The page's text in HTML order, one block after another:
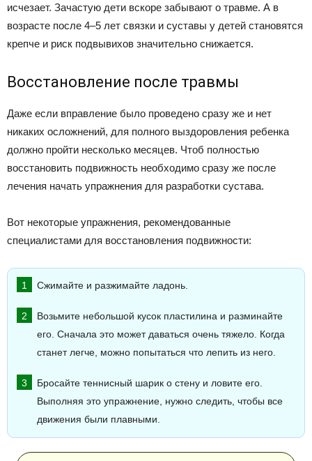
исчезает. Зачастую дети вскоре забывают о травме. А в
возрасте после 4–5 лет связки и суставы у детей становятся
крепче и риск подвывихов значительно снижается.
Восстановление после травмы
Даже если вправление было проведено сразу же и нет
никаких осложнений, для полного выздоровления ребенка
должно пройти несколько месяцев. Чтоб полностью
восстановить подвижность необходимо сразу же после
лечения начать упражнения для разработки сустава.
Вот некоторые упражнения, рекомендованные
специалистами для восстановления подвижности:
Сжимайте и разжимайте ладонь.
Возьмите небольшой кусок пластилина и разминайте
его. Сначала это может даваться очень тяжело. Когда
станет легче, можно попытаться что лепить из него.
Бросайте теннисный шарик о стену и ловите его.
Выполняя это упражнение, нужно следить, чтобы все
движения были плавными.